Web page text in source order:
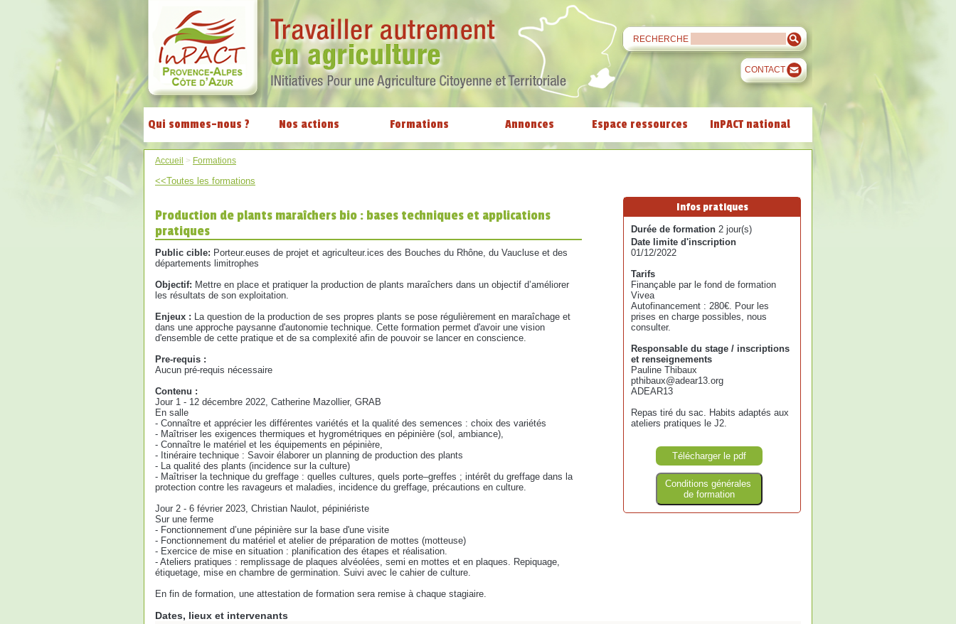
RECHERCHE
CONTACT
Qui sommes-nous ? Nos actions Formations Annonces Espace ressources InPACT national
Accueil > Formations
<<Toutes les formations
Production de plants maraîchers bio : bases techniques et applications
pratiques
Public cible: Porteur.euses de projet et agriculteur.ices des Bouches du Rhône, du Vaucluse et des
départements limitrophes
Objectif: Mettre en place et pratiquer la production de plants maraîchers dans un objectif d’améliorer
les résultats de son exploitation.
Enjeux : La question de la production de ses propres plants se pose régulièrement en maraîchage et
dans une approche paysanne d'autonomie technique. Cette formation permet d'avoir une vision
d'ensemble de cette pratique et de sa complexité afin de pouvoir se lancer en conscience.
Pre-requis :
Aucun pré-requis nécessaire
Contenu :
Jour 1 - 12 décembre 2022, Catherine Mazollier, GRAB
En salle
- Connaître et apprécier les différentes variétés et la qualité des semences : choix des variétés
- Maîtriser les exigences thermiques et hygrométriques en pépinière (sol, ambiance),
- Connaître le matériel et les équipements en pépinière,
- Itinéraire technique : Savoir élaborer un planning de production des plants
- La qualité des plants (incidence sur la culture)
- Maîtriser la technique du greffage : quelles cultures, quels porte–greffes ; intérêt du greffage dans la
protection contre les ravageurs et maladies, incidence du greffage, précautions en culture.
Jour 2 - 6 février 2023, Christian Naulot, pépiniériste
Sur une ferme
- Fonctionnement d’une pépinière sur la base d'une visite
- Fonctionnement du matériel et atelier de préparation de mottes (motteuse)
- Exercice de mise en situation : planification des étapes et réalisation.
- Ateliers pratiques : remplissage de plaques alvéolées, semi en mottes et en plaques. Repiquage,
étiquetage, mise en chambre de germination. Suivi avec le cahier de culture.
En fin de formation, une attestation de formation sera remise à chaque stagiaire.
Infos pratiques
Durée de formation 2 jour(s)
Date limite d'inscription
01/12/2022
Tarifs
Finançable par le fond de formation
Vivea
Autofinancement : 280€. Pour les
prises en charge possibles, nous
consulter.
Responsable du stage / inscriptions
et renseignements
Pauline Thibaux
pthibaux@adear13.org
ADEAR13
Repas tiré du sac. Habits adaptés aux
ateliers pratiques le J2.
Télécharger le pdf
Conditions générales
de formation
Dates, lieux et intervenants